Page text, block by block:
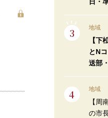
日・
地域
【下
とN
送部
地域
【周
の市